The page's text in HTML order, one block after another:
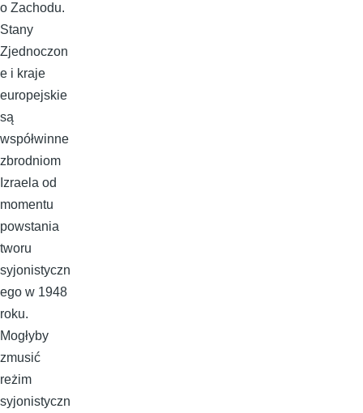
o Zachodu.
Stany
Zjednoczon
e i kraje
europejskie
są
współwinne
zbrodniom
Izraela od
momentu
powstania
tworu
syjonistyczn
ego w 1948
roku.
Mogłyby
zmusić
reżim
syjonistyczn